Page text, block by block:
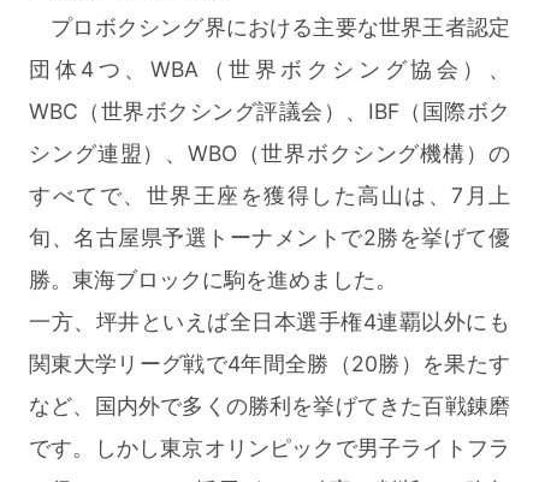
プロボクシング界における主要な世界王者認定
団体4つ、WBA（世界ボクシング協会）、
WBC（世界ボクシング評議会）、IBF（国際ボク
シング連盟）、WBO（世界ボクシング機構）の
すべてで、世界王座を獲得した高山は、7月上
旬、名古屋県予選トーナメントで2勝を挙げて優
勝。東海ブロックに駒を進めました。
一方、坪井といえば全日本選手権4連覇以外にも
関東大学リーグ戦で4年間全勝（20勝）を果たす
など、国内外で多くの勝利を挙げてきた百戦錬磨
です。しかし東京オリンピックで男子ライトフラ